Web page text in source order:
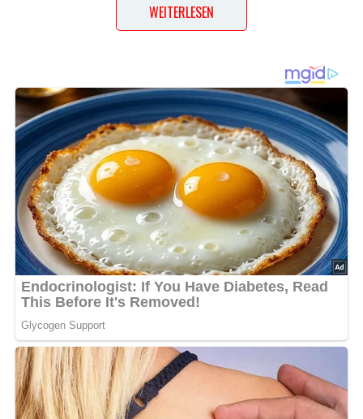
Diese Zutaten brauchen wir…
600 g Steckrüben
2 gehäufte Esslöffel Butter
2-3 Esslöffel Wasser
1 Teelöffel Gemüsebrühe Pulver
100 g Skyr
1 gehäufter Esslöffel Rübensirup
2 Esslöffel Semmelbrösel
1 Ei
Salz und Pfeffer
Muskat
etwas Schnittlauch zum bestreuen
Lob, Kritik, Fragen oder Anregungen zum Rezept?
WEITERLESEN